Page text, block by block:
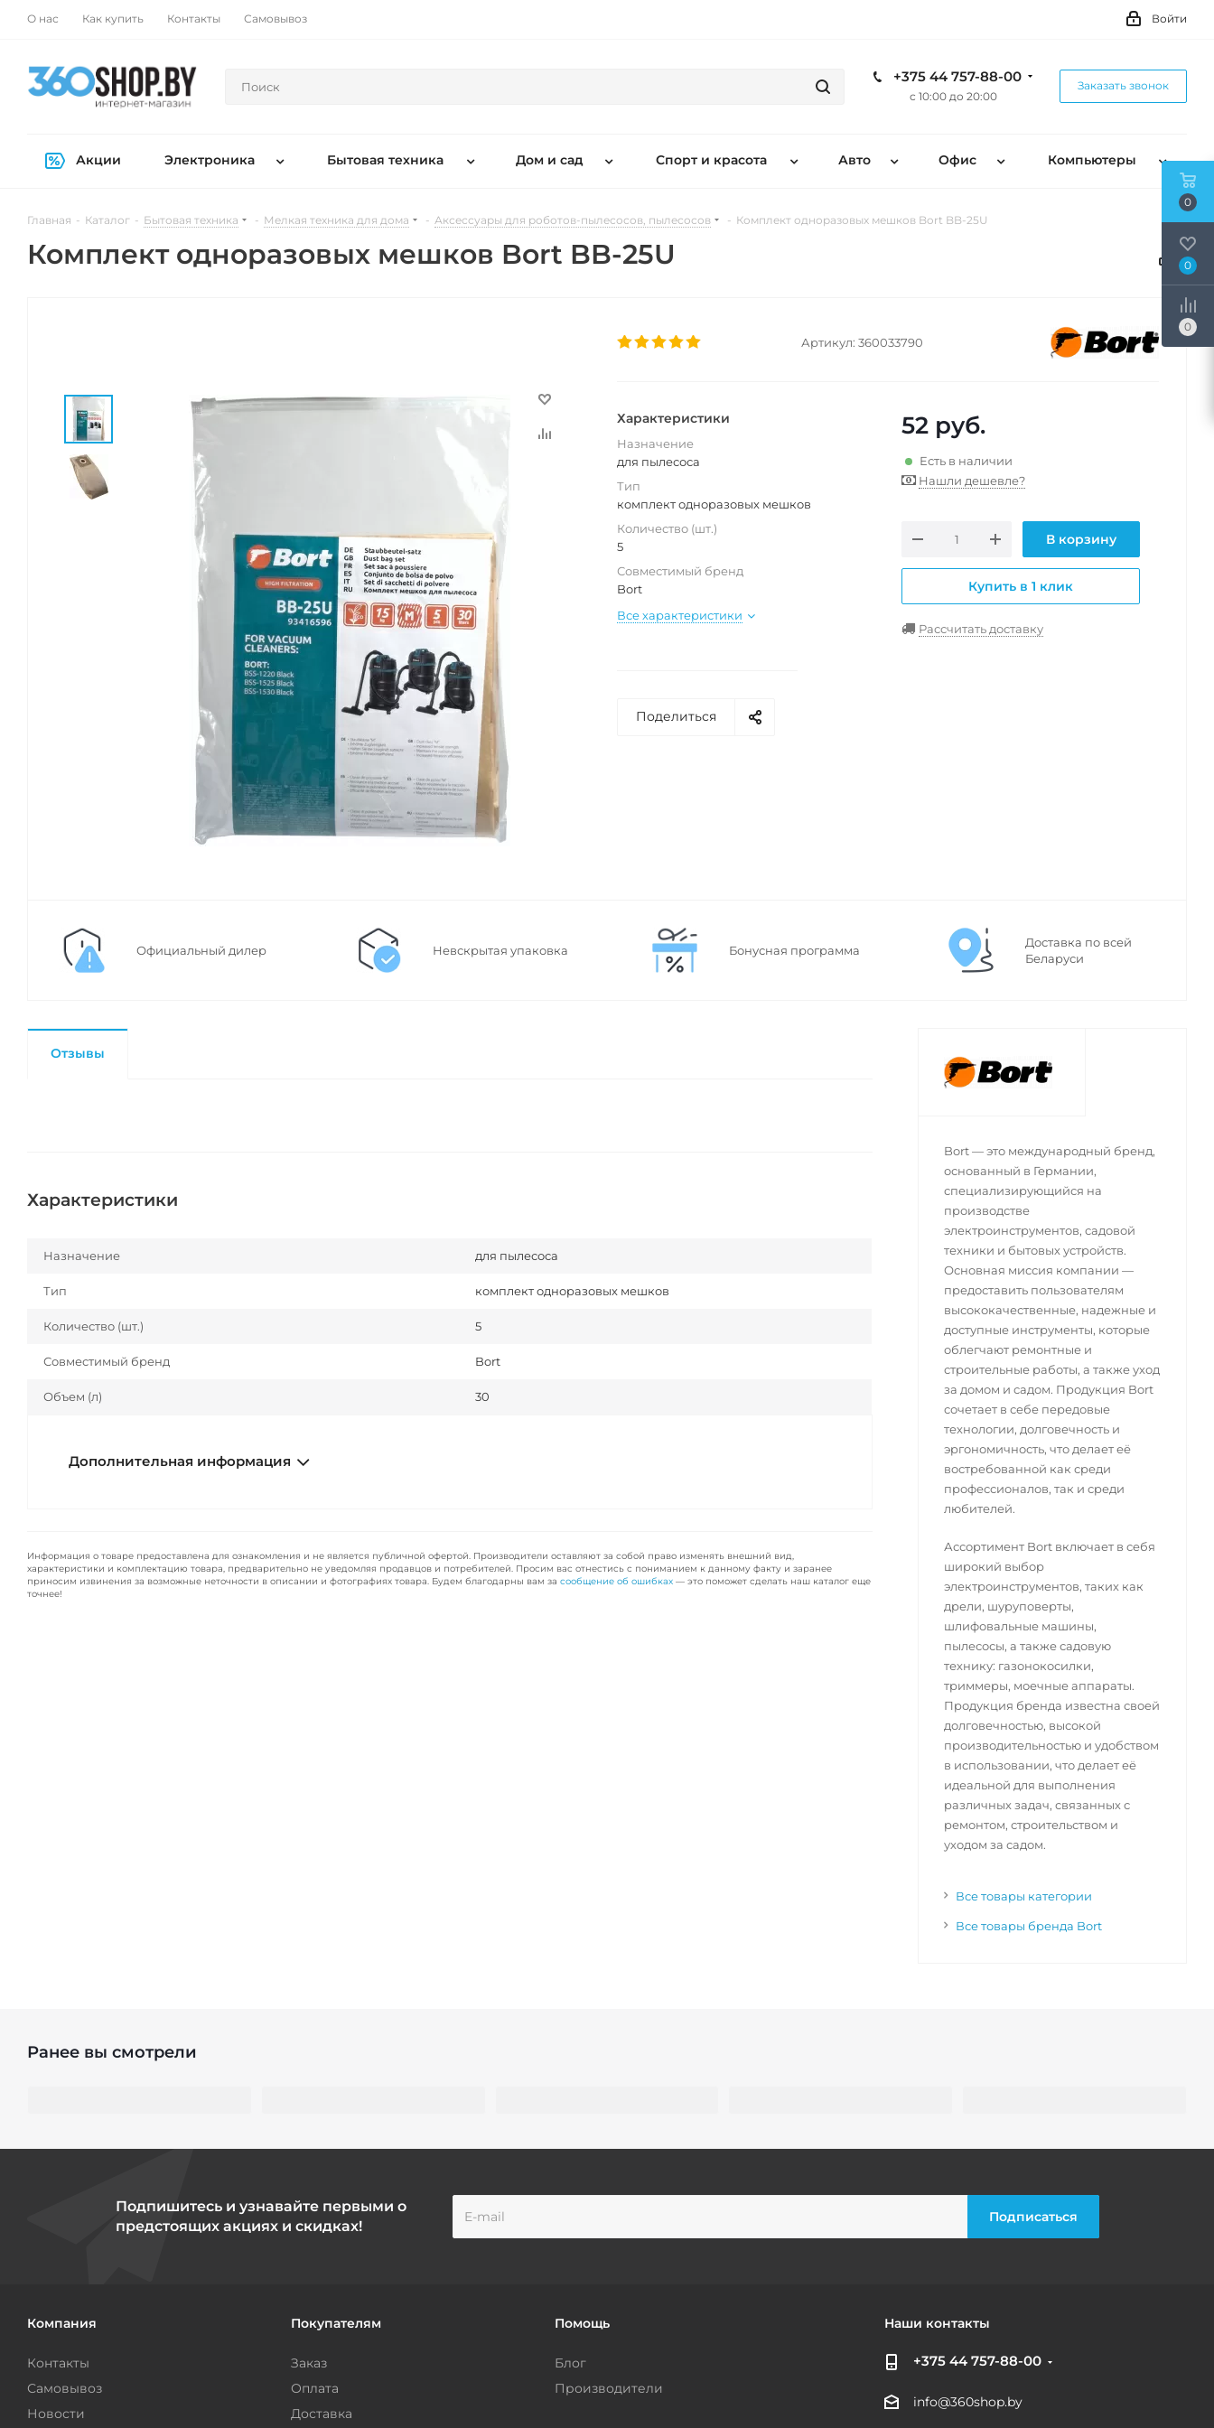
О нас Как купить Контакты Самовывоз Войти
+375 44 757-88-00
с 10:00 до 20:00
Заказать звонок
Акции Электроника Бытовая техника Дом и сад Спорт и красота Авто Офис Компьютеры
Главная - Каталог - Бытовая техника - Мелкая техника для дома - Аксессуары для роботов-пылесосов, пылесосов - Комплект одноразовых мешков Bort BB-25U
Комплект одноразовых мешков Bort BB-25U
Артикул: 360033790
Характеристики
Назначение
для пылесоса
Тип
комплект одноразовых мешков
Количество (шт.)
5
Совместимый бренд
Bort
Все характеристики
52 руб.
Есть в наличии
Нашли дешевле?
В корзину
Купить в 1 клик
Рассчитать доставку
Поделиться
Официальный дилер Невскрытая упаковка Бонусная программа
Доставка по всей
Беларуси
Отзывы
Характеристики
Назначение для пылесоса
Тип комплект одноразовых мешков
Количество (шт.) 5
Совместимый бренд Bort
Объем (л) 30
Дополнительная информация
Информация о товаре предоставлена для ознакомления и не является публичной офертой. Производители оставляют за собой право изменять внешний вид,
характеристики и комплектацию товара, предварительно не уведомляя продавцов и потребителей. Просим вас отнестись с пониманием к данному факту и заранее
приносим извинения за возможные неточности в описании и фотографиях товара. Будем благодарны вам за сообщение об ошибках — это поможет сделать наш каталог еще
точнее!
Bort — это международный бренд,
основанный в Германии,
специализирующийся на
производстве
электроинструментов, садовой
техники и бытовых устройств.
Основная миссия компании —
предоставить пользователям
высококачественные, надежные и
доступные инструменты, которые
облегчают ремонтные и
строительные работы, а также уход
за домом и садом. Продукция Bort
сочетает в себе передовые
технологии, долговечность и
эргономичность, что делает её
востребованной как среди
профессионалов, так и среди
любителей.
Ассортимент Bort включает в себя
широкий выбор
электроинструментов, таких как
дрели, шуруповерты,
шлифовальные машины,
пылесосы, а также садовую
технику: газонокосилки,
триммеры, моечные аппараты.
Продукция бренда известна своей
долговечностью, высокой
производительностью и удобством
в использовании, что делает её
идеальной для выполнения
различных задач, связанных с
ремонтом, строительством и
уходом за садом.
Все товары категории
Все товары бренда Bort
Ранее вы смотрели
Подпишитесь и узнавайте первыми о
предстоящих акциях и скидках!
Компания
Контакты
Самовывоз
Новости
Покупателям
Заказ
Оплата
Доставка
Помощь
Блог
Производители
Наши контакты
+375 44 757-88-00
info@360shop.by
0
0
0